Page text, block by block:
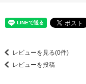
レビューを見る(0件)
レビューを投稿